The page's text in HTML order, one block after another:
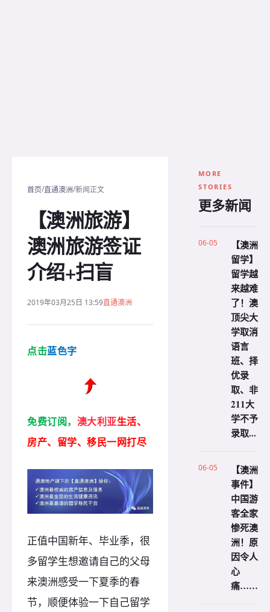
首页/直通澳洲/新闻正文
【澳洲旅游】
澳洲旅游签证
介绍+扫盲
2019年03月25日 13:59直通澳洲
点击蓝色字
免费订阅， 澳大利亚生活、
房产、留学、移民一网打尽
正值中国新年、毕业季，很
多留学生想邀请自己的父母
来澳洲感受一下夏季的春
节，顺便体验一下自己留学
MORE
STORIES
更多新闻
06-05
【澳洲
留学】
留学越
来越难
了！澳
顶尖大
学取消
语言
班、择
优录
取、非
211大
学不予
录取...
06-05
【澳洲
事件】
中国游
客全家
惨死澳
洲！原
因令人
心
痛……